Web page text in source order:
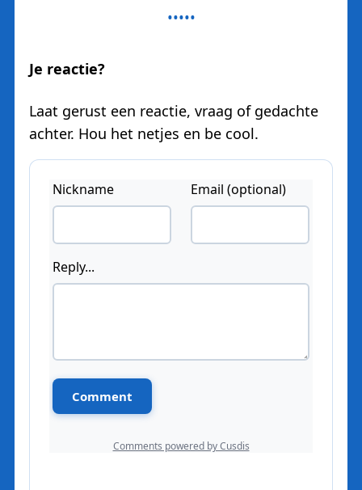
Je reactie?
Laat gerust een reactie, vraag of gedachte
achter. Hou het netjes en be cool.